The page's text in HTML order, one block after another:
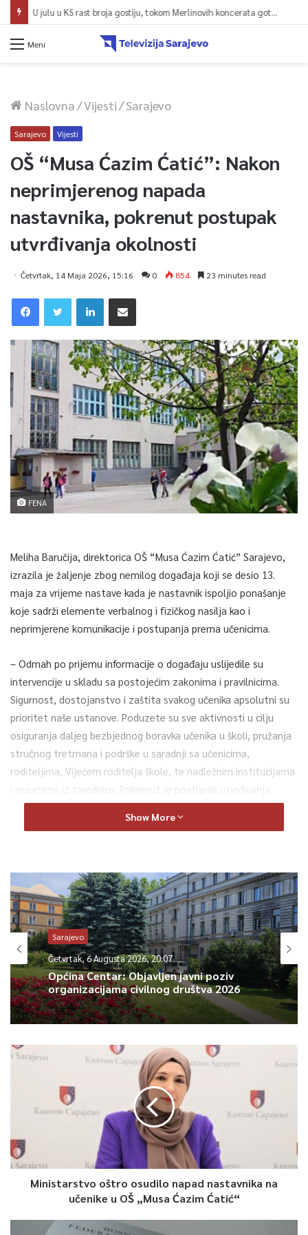
U julu u KS rast broja gostiju, tokom Merlinovih koncerata gotovo 156 miliona KM prometa
Meni
Naslovna/Vijesti/Sarajevo
Sarajevo Vijesti
OŠ “Musa Ćazim Ćatić”: Nakon
neprimjerenog napada
nastavnika, pokrenut postupak
utvrđivanja okolnosti
Četvrtak, 14 Maja 2026, 15:16 0 854 23 minutes read
FENA
Meliha Baručija, direktorica OŠ “Musa Ćazim Ćatić” Sarajevo,
izrazila je žaljenje zbog nemilog događaja koji se desio 13.
maja za vrijeme nastave kada je nastavnik ispoljio ponašanje
koje sadrži elemente verbalnog i fizičkog nasilja kao i
neprimjerene komunikacije i postupanja prema učenicima.
– Odmah po prijemu informacije o događaju uslijedile su
intervencije u skladu sa postojećim zakonima i pravilnicima.
Sigurnost, dostojanstvo i zaštita svakog učenika apsolutni su
prioritet naše ustanove. Poduzete su sve aktivnosti u cilju
osiguranja daljeg bezbjednog boravka učenika u školi, pružanja
stručnog tretmana i podrške u saradnji sa učenicima,
roditeljima, Vijećem roditelja škole, te nadležnim institucijama
i resursima iz zajednice. Pokrenut je postupak utvrđivanja
okolnosti i činjenica navedenog slučaja, a dok traje taj proces,
nastavnik je udaljen sa radnog mjesta, te je osigurana stručna
“Musa Ćazim Ćatić”.
Iz ove Osnovne škole su poručili da iako školsku svakodnevnicu
čine i teške situacije, njihova misija ostaje i dalje usmjerena na
očuvanje i zaštitu psiho-fizičkog zdravlja učenika, njihove
dobrobiti i afirmaciji uspjeha i vrijednosti.
0
Article Rating
Show More
Sarajevo
Četvrtak, 6 Augusta 2026, 20:07
Općina Centar: Objavljen javni poziv
organizacijama civilnog društva 2026
Ministarstvo oštro osudilo napad nastavnika na
učenike u OŠ „Musa Ćazim Ćatić“